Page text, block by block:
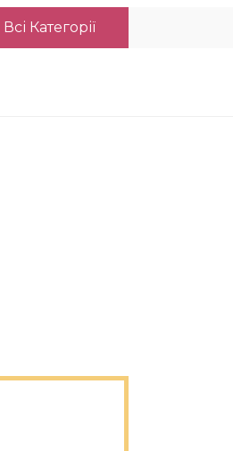
Всі Категорії